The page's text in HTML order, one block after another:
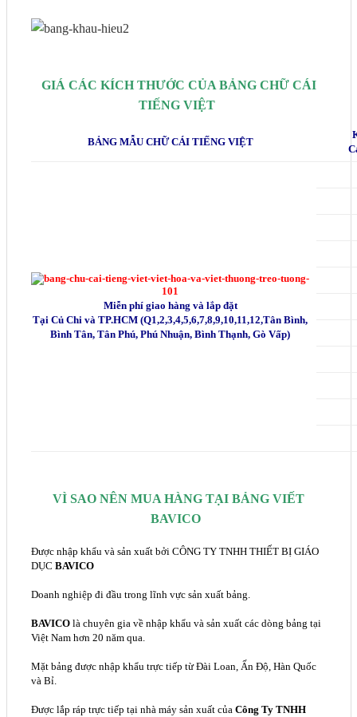
GIÁ CÁC KÍCH THƯỚC CỦA BẢNG CHỮ CÁI
TIẾNG VIỆT
BẢNG MẪU CHỮ CÁI TIẾNG VIỆT
Miễn phí giao hàng và lắp đặt
Tại Củ Chi và TP.HCM (Q1,2,3,4,5,6,7,8,9,10,11,12,Tân Bình,
Bình Tân, Tân Phú, Phú Nhuận, Bình Thạnh, Gò Vấp)
VÌ SAO NÊN MUA HÀNG TẠI BẢNG VIẾT
BAVICO
Được nhập khẩu và sản xuất bởi CÔNG TY TNHH THIẾT BỊ GIÁO
DỤC BAVICO
Doanh nghiệp đi đầu trong lĩnh vực sản xuất bảng.
BAVICOlà chuyên gia về nhập khẩu và sản xuất các dòng bảng tại
Việt Nam hơn 20 năm qua.
Mặt bảng được nhập khẩu trực tiếp từ Đài Loan, Ấn Độ, Hàn Quốc
và Bỉ.
Được lắp ráp trực tiếp tại nhà máy sản xuất của Công Ty TNHH